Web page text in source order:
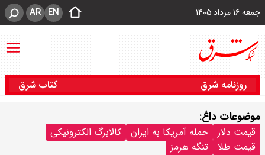
جمعه ۱۶ مرداد ۱۴۰۵ EN
AR
روزنامه شرق کتاب شرق
موضوعات داغ:
قیمت دلار حمله آمریکا به ایران
کالابرگ الکترونیکی
قیمت طلا
تنگه هرمز